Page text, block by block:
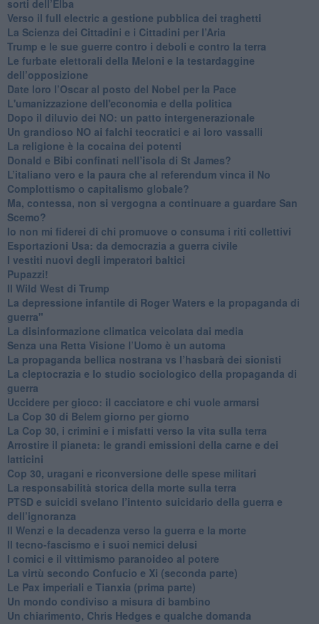
sorti dell’Elba
Verso il full electric a gestione pubblica dei traghetti​
​La Scienza dei Cittadini e i Cittadini per l’Aria
Trump e le sue guerre contro i deboli e contro la terra
​Le furbate elettorali della Meloni e la testardaggine
dell’opposizione
​Date loro l’Oscar al posto del Nobel per la Pace
L'umanizzazione dell'economia e della politica
​Dopo il diluvio dei NO: un patto intergenerazionale
​Un grandioso NO ai falchi teocratici e ai loro vassalli
La religione è la cocaina dei potenti
Donald e Bibi confinati nell’isola di St James?
L’italiano vero e la paura che al referendum vinca il No
​Complottismo o capitalismo globale?
​Ma, contessa, non si vergogna a continuare a guardare San
Scemo?
​Io non mi fiderei di chi promuove o consuma i riti collettivi
Esportazioni Usa: da democrazia a guerra civile
​I vestiti nuovi degli imperatori baltici
​Pupazzi!
​Il Wild West di Trump
​La depressione infantile di Roger Waters e la propaganda di
guerra"
​La disinformazione climatica veicolata dai media
Senza una Retta Visione l’Uomo è un automa
​La propaganda bellica nostrana vs l’hasbarà dei sionisti
​La cleptocrazia e lo studio sociologico della propaganda di
guerra
​Uccidere per gioco: il cacciatore e chi vuole armarsi
​La Cop 30 di Belem giorno per giorno
La Cop 30, i crimini e i misfatti verso la vita sulla terra
Arrostire il pianeta: le grandi emissioni della carne e dei
latticini
​Cop 30, uragani e riconversione delle spese militari
La responsabilità storica della morte sulla terra
PTSD e suicidi svelano l’intento suicidario della guerra e
dell’ignoranza
Il Wenzi e la decadenza verso la guerra e la morte
​Il tecno-fascismo e i suoi nemici delusi
​I comici e il vittimismo paranoideo al potere
​La virtù secondo Confucio e Xi (seconda parte)
Le Pax imperiali e Tianxia (prima parte)
Un mondo condiviso a misura di bambino
​Un chiarimento, Chris Hedges e qualche domanda